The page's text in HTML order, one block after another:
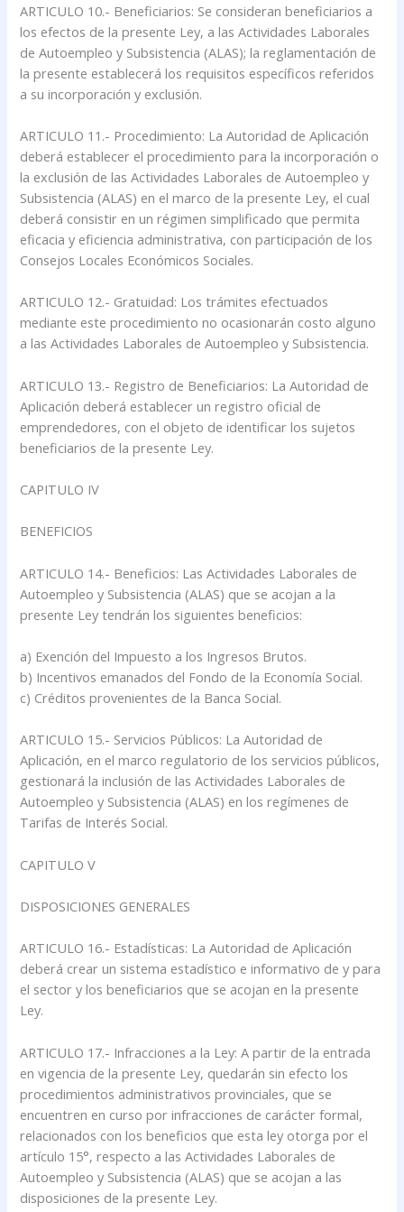
ARTICULO 10.- Beneficiarios: Se consideran beneficiarios a
los efectos de la presente Ley, a las Actividades Laborales
de Autoempleo y Subsistencia (ALAS); la reglamentación de
la presente establecerá los requisitos específicos referidos
a su incorporación y exclusión.
ARTICULO 11.- Procedimiento: La Autoridad de Aplicación
deberá establecer el procedimiento para la incorporación o
la exclusión de las Actividades Laborales de Autoempleo y
Subsistencia (ALAS) en el marco de la presente Ley, el cual
deberá consistir en un régimen simplificado que permita
eficacia y eficiencia administrativa, con participación de los
Consejos Locales Económicos Sociales.
ARTICULO 12.- Gratuidad: Los trámites efectuados
mediante este procedimiento no ocasionarán costo alguno
a las Actividades Laborales de Autoempleo y Subsistencia.
ARTICULO 13.- Registro de Beneficiarios: La Autoridad de
Aplicación deberá establecer un registro oficial de
emprendedores, con el objeto de identificar los sujetos
beneficiarios de la presente Ley.
CAPITULO IV
BENEFICIOS
ARTICULO 14.- Beneficios: Las Actividades Laborales de
Autoempleo y Subsistencia (ALAS) que se acojan a la
presente Ley tendrán los siguientes beneficios:
a) Exención del Impuesto a los Ingresos Brutos.
b) Incentivos emanados del Fondo de la Economía Social.
c) Créditos provenientes de la Banca Social.
ARTICULO 15.- Servicios Públicos: La Autoridad de
Aplicación, en el marco regulatorio de los servicios públicos,
gestionará la inclusión de las Actividades Laborales de
Autoempleo y Subsistencia (ALAS) en los regímenes de
Tarifas de Interés Social.
CAPITULO V
DISPOSICIONES GENERALES
ARTICULO 16.- Estadísticas: La Autoridad de Aplicación
deberá crear un sistema estadístico e informativo de y para
el sector y los beneficiarios que se acojan en la presente
Ley.
ARTICULO 17.- Infracciones a la Ley: A partir de la entrada
en vigencia de la presente Ley, quedarán sin efecto los
procedimientos administrativos provinciales, que se
encuentren en curso por infracciones de carácter formal,
relacionados con los beneficios que esta ley otorga por el
artículo 15°, respecto a las Actividades Laborales de
Autoempleo y Subsistencia (ALAS) que se acojan a las
disposiciones de la presente Ley.